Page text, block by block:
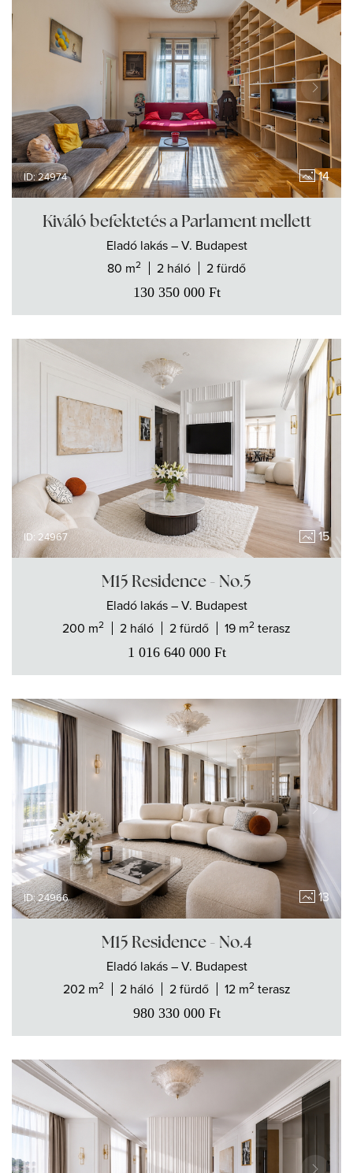
ID: 24974 14
Kiváló befektetés a Parlament mellett
Eladó lakás – V. Budapest
80 m2 2 háló 2 fürdő
130 350 000 Ft
ID: 24967 15
M15 Residence - No.5
Eladó lakás – V. Budapest
200 m2 2 háló 2 fürdő 19 m2 terasz
1 016 640 000 Ft
ID: 24966 13
M15 Residence - No.4
Eladó lakás – V. Budapest
202 m2 2 háló 2 fürdő 12 m2terasz
980 330 000 Ft